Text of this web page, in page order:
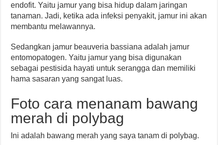
endofit. Yaitu jamur yang bisa hidup dalam jaringan
tanaman. Jadi, ketika ada infeksi penyakit, jamur ini akan
membantu melawannya.
Sedangkan jamur beauveria bassiana adalah jamur
entomopatogen. Yaitu jamur yang bisa digunakan
sebagai pestisida hayati untuk serangga dan memiliki
hama sasaran yang sangat luas.
Foto cara menanam bawang
merah di polybag
Ini adalah bawang merah yang saya tanam di polybag.